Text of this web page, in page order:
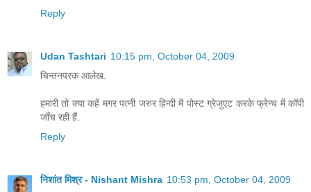
Reply
Udan Tashtari 10:15 pm, October 04, 2009
चिन्तनपरक आलेख.
हमारी तो क्या कहें मगर पत्नी जरुर हिन्दी में पोस्ट ग्रेजुएट करके फ्रेन्च में कॉपी
जाँच रही हैं.
Reply
निशांत मिश्र - Nishant Mishra 10:53 pm, October 04, 2009